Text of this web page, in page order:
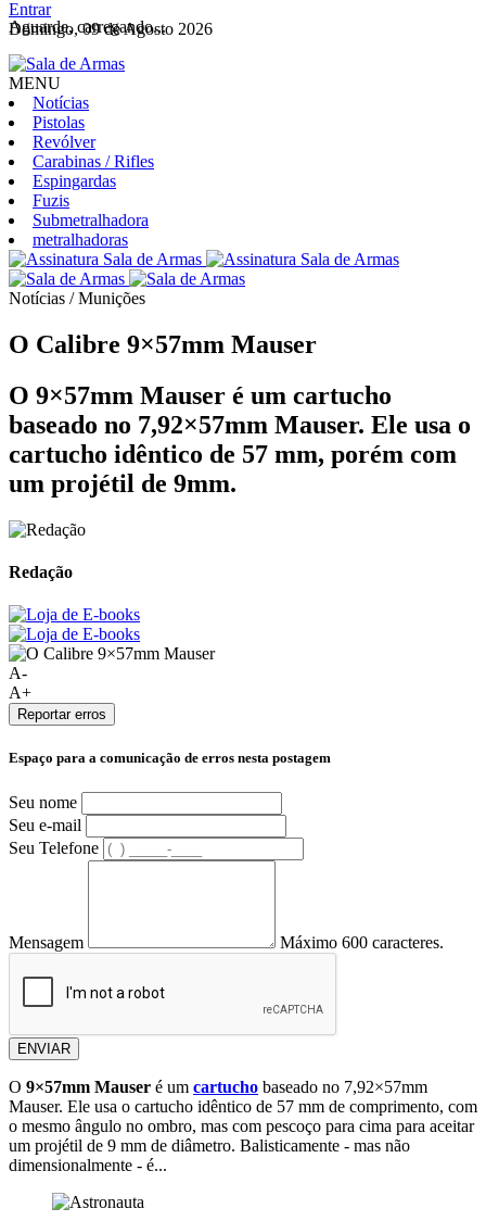
Aguarde, carregando...
Entrar
Domingo, 09 de Agosto 2026
MENU
Notícias
Pistolas
Revólver
Carabinas / Rifles
Espingardas
Fuzis
Submetralhadora
metralhadoras
Notícias / Munições
O Calibre 9×57mm Mauser
O 9×57mm Mauser é um cartucho
baseado no 7,92×57mm Mauser. Ele usa o
cartucho idêntico de 57 mm, porém com
um projétil de 9mm.
Redação
A-
A+
Reportar erros
Espaço para a comunicação de erros nesta postagem
Seu nome
Seu e-mail
Seu Telefone
Mensagem Máximo 600 caracteres.
ENVIAR
O 9×57mm Mauser é um cartucho baseado no 7,92×57mm
Mauser. Ele usa o cartucho idêntico de 57 mm de comprimento, com
o mesmo ângulo no ombro, mas com pescoço para cima para aceitar
um projétil de 9 mm de diâmetro. Balisticamente - mas não
dimensionalmente - é...